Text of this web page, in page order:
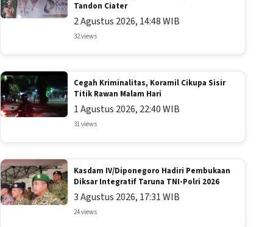
Tandon Ciater
2 Agustus 2026, 14:48 WIB
32 views
Cegah Kriminalitas, Koramil Cikupa Sisir
Titik Rawan Malam Hari
1 Agustus 2026, 22:40 WIB
31 views
Kasdam IV/Diponegoro Hadiri Pembukaan
Diksar Integratif Taruna TNI-Polri 2026
3 Agustus 2026, 17:31 WIB
24 views